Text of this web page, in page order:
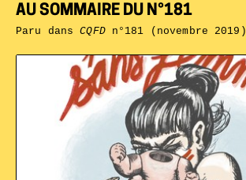
AU SOMMAIRE DU N°181
Paru dansCQFDn°181 (novembre 2019)